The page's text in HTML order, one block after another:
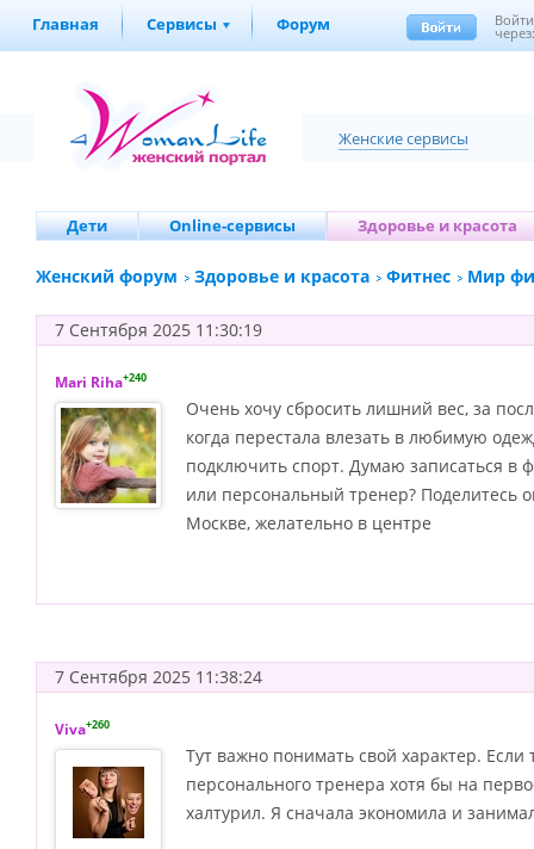
Главная Сервисы Форум Войти
Женские сервисы
Дети Online-сервисы Здоровье и красота
Женский форум Здоровье и красота Фитнес Мир
7 Сентября 2025 11:30:19
Mari Riha+240
Очень хочу сбросить лишний вес, за
когда перестала влезать в любимую
подключить спорт. Думаю записаться в
или персональный тренер? Поделитесь
Москве, желательно в центре
7 Сентября 2025 11:38:24
Viva+260
Тут важно понимать свой характер.
персонального тренера хотя бы на
халтурил. Я сначала экономила и